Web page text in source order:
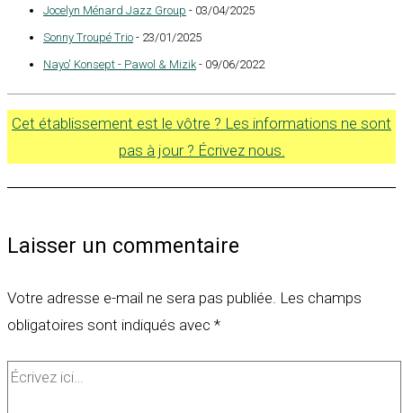
Jocelyn Ménard Jazz Group - 03/04/2025
Sonny Troupé Trio - 23/01/2025
Nayo' Konsept - Pawol & Mizik- 09/06/2022
Cet établissement est le vôtre ? Les informations ne sont
pas à jour ? Écrivez nous.
Laisser un commentaire
Votre adresse e-mail ne sera pas publiée. Les champs
obligatoires sont indiqués avec *
Écrivez